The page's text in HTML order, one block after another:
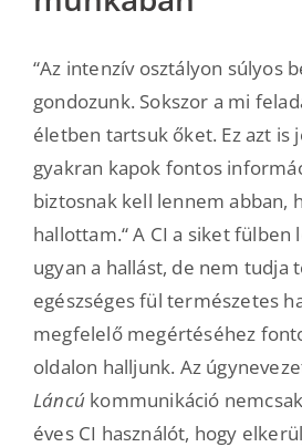
“Az intenzív osztályon súlyos
gondozunk. Sokszor a mi
életben tartsuk őket. Ez azt is
gyakran kapok fontos
biztosnak kell lennem abban,
hallottam.“ A CI a siket fülben
ugyan a hallást, de nem tudja
egészséges fül természetes
megfelelő megértéséhez
oldalon halljunk. Az
Láncúkommunikáció
éves CI használót, hogy